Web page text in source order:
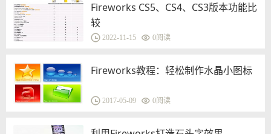
Fireworks CS5、CS4、CS3版本功能比
较
2022-11-15 0阅读
Fireworks教程：轻松制作水晶小图标
2017-05-09 0阅读